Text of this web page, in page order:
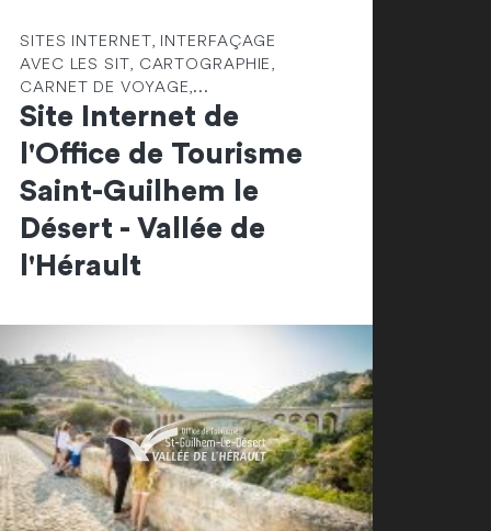
SITES INTERNET, INTERFAÇAGE
AVEC LES SIT, CARTOGRAPHIE,
CARNET DE VOYAGE,...
Site Internet de
l'Office de Tourisme
Saint-Guilhem le
Désert - Vallée de
l'Hérault